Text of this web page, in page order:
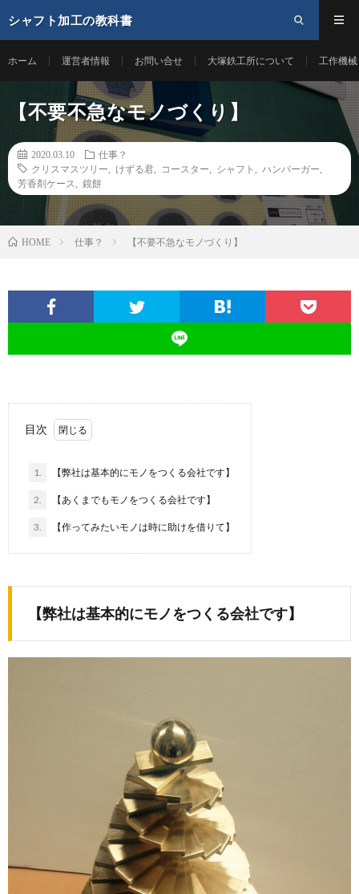
シャフト加工の教科書
ホーム 運営者情報 お問い合せ 大塚鉄工所について 工作機
【不要不急なモノづくり】
2020.03.10
仕事？
クリスマスツリー
けずる君 コースター シャフト ハンバーガー
芳香剤ケース
鏡餅
HOME 仕事？ 【不要不急なモノづくり】
目次
1. 【弊社は基本的にモノをつくる会社です】
2. 【あくまでもモノをつくる会社です】
3. 【作ってみたいモノは時に助けを借りて】
【弊社は基本的にモノをつくる会社です】